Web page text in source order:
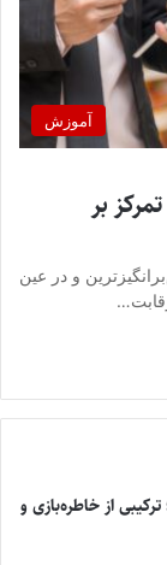
آموزش
بر
و در عین
از خاطره‌بازی و